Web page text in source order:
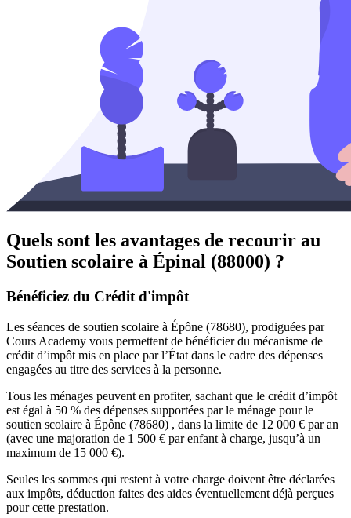
Quels sont les avantages de recourir au
Soutien scolaire à Épinal (88000) ?
Bénéficiez du Crédit d'impôt
Les séances de soutien scolaire à Épône (78680), prodiguées par
Cours Academy vous permettent de bénéficier du mécanisme de
crédit d’impôt mis en place par l’État dans le cadre des dépenses
engagées au titre des services à la personne.
Tous les ménages peuvent en profiter, sachant que le crédit d’impôt
est égal à 50 % des dépenses supportées par le ménage pour le
soutien scolaire à Épône (78680) , dans la limite de 12 000 € par an
(avec une majoration de 1 500 € par enfant à charge, jusqu’à un
maximum de 15 000 €).
Seules les sommes qui restent à votre charge doivent être déclarées
aux impôts, déduction faites des aides éventuellement déjà perçues
pour cette prestation.